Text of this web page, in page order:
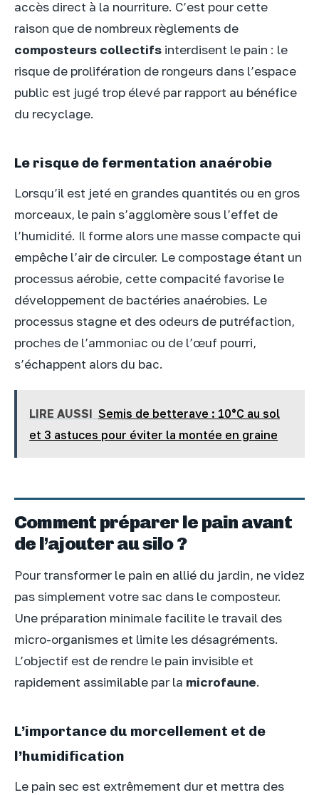
accès direct à la nourriture. C’est pour cette
raison que de nombreux règlements de
composteurs collectifs interdisent le pain : le
risque de prolifération de rongeurs dans l’espace
public est jugé trop élevé par rapport au bénéfice
du recyclage.
Le risque de fermentation anaérobie
Lorsqu’il est jeté en grandes quantités ou en gros
morceaux, le pain s’agglomère sous l’effet de
l’humidité. Il forme alors une masse compacte qui
empêche l’air de circuler. Le compostage étant un
processus aérobie, cette compacité favorise le
développement de bactéries anaérobies. Le
processus stagne et des odeurs de putréfaction,
proches de l’ammoniac ou de l’œuf pourri,
s’échappent alors du bac.
LIRE AUSSI Semis de betterave : 10°C au sol
et 3 astuces pour éviter la montée en graine
Comment préparer le pain avant
de l’ajouter au silo ?
Pour transformer le pain en allié du jardin, ne videz
pas simplement votre sac dans le composteur.
Une préparation minimale facilite le travail des
micro-organismes et limite les désagréments.
L’objectif est de rendre le pain invisible et
rapidement assimilable par la microfaune.
L’importance du morcellement et de
l’humidification
Le pain sec est extrêmement dur et mettra des